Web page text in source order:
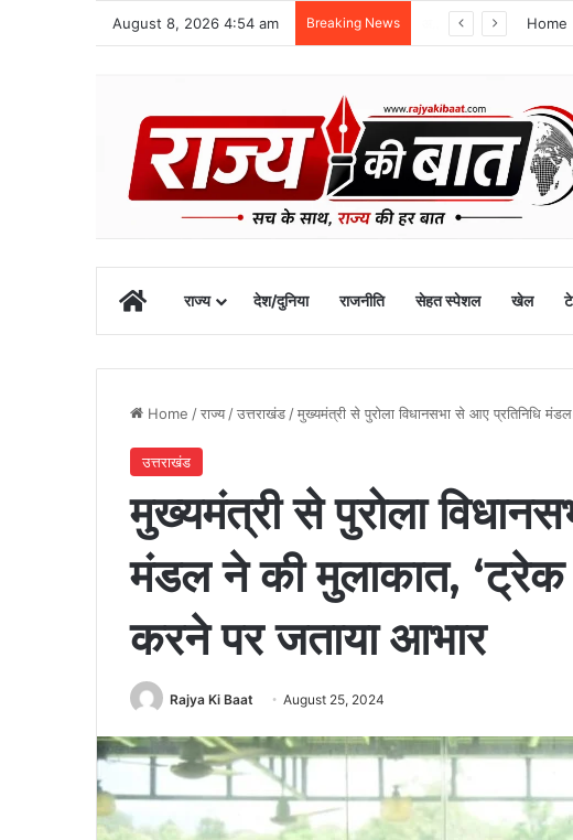
August 8, 2026 4:54 am Breaking News Home
Homeराज्य देश/दुनिया राजनीति सेहत स्पेशल खेल
Home /राज्य /उत्तराखंड /मुख्यमंत्री से पुरोला विधानसभा से आए प्रतिनिधि
उत्तराखंड
मुख्यमंत्री से पुरोला
मंडल ने की मुलाकात,
करने पर जताया आभार
Rajya Ki Baat August 25, 2024